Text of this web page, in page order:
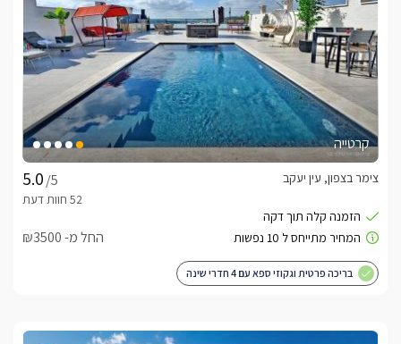
קרטייה
/5
צימר בצפון, עין יעקב
החל מ- ₪3500
בריכה פרטית וגקוזי ספא עם 4 חדרי שינה